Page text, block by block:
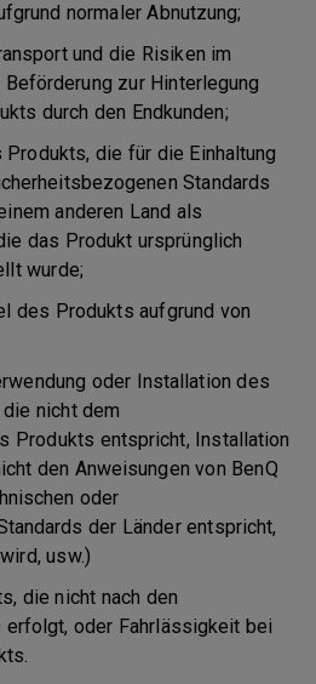
normaler Abnutzung;
und die Risiken im
zur Hinterlegung
durch den Endkunden;
die für die Einhaltung
Standards
anderen Land als
das Produkt ursprünglich
wurde;
des Produkts aufgrund von
oder Installation des
nicht dem
Produkts entspricht, Installation
den Anweisungen von BenQ
oder
der Länder entspricht,
usw.)
die nicht nach den
erfolgt, oder Fahrlässigkeit bei